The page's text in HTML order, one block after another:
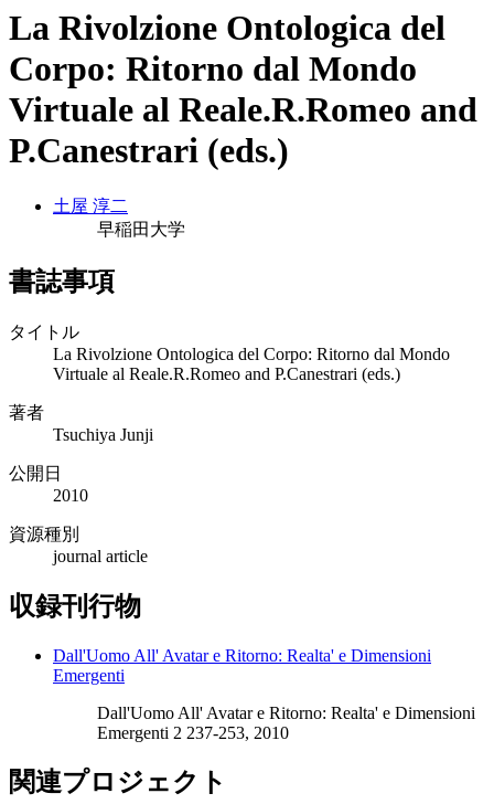
La Rivolzione Ontologica del
Corpo: Ritorno dal Mondo
Virtuale al Reale.R.Romeo and
P.Canestrari (eds.)
土屋 淳二
早稲田大学
書誌事項
タイトル
La Rivolzione Ontologica del Corpo: Ritorno dal Mondo
Virtuale al Reale.R.Romeo and P.Canestrari (eds.)
著者
Tsuchiya Junji
公開日
2010
資源種別
journal article
収録刊行物
Dall'Uomo All' Avatar e Ritorno: Realta' e Dimensioni
Emergenti
Dall'Uomo All' Avatar e Ritorno: Realta' e Dimensioni
Emergenti 2 237-253, 2010
関連プロジェクト